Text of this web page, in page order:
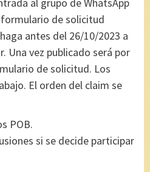
al grupo de WhatsApp
de solicitud
antes del 26/10/2023 a
Una vez publicado será por
de solicitud. Los
El orden del claim se
POB.
si se decide participar